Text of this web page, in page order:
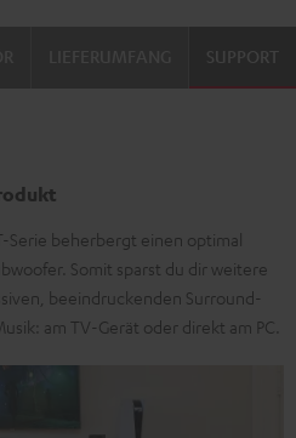
SUPPORT
Serie beherbergt einen optimal
Somit sparst du dir weitere
beeindruckenden Surround-
am TV-Gerät oder direkt am PC.